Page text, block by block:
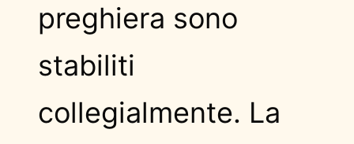
preghiera sono
stabiliti
collegialmente. La